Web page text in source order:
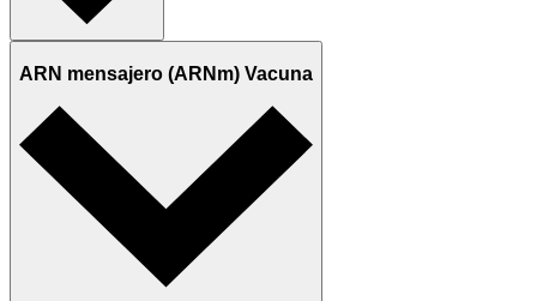
ARN mensajero (ARNm) Vacuna